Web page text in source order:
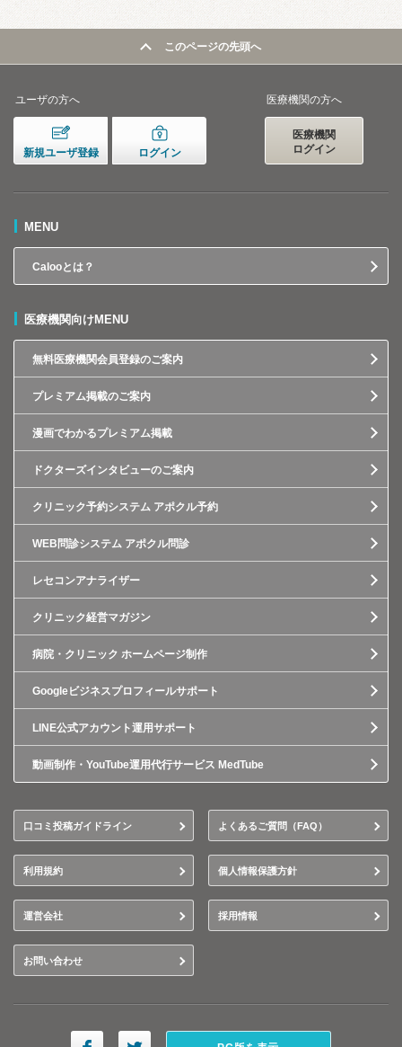
このページの先頭へ
ユーザの方へ
新規ユーザ登録 ログイン
医療機関の方へ
医療機関
ログイン
MENU
Calooとは？
医療機関向けMENU
無料医療機関会員登録のご案内
プレミアム掲載のご案内
漫画でわかるプレミアム掲載
ドクターズインタビューのご案内
クリニック予約システム アポクル予約
WEB問診システム アポクル問診
レセコンアナライザー
クリニック経営マガジン
病院・クリニック ホームページ制作
Googleビジネスプロフィールサポート
LINE公式アカウント運用サポート
動画制作・YouTube運用代行サービス MedTube
口コミ投稿ガイドライン よくあるご質問（FAQ）
利用規約 個人情報保護方針
運営会社 採用情報
お問い合わせ